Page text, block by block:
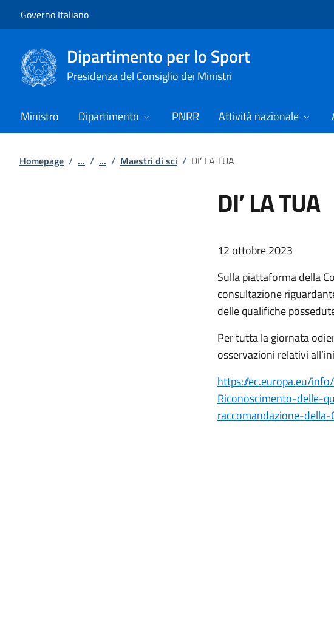
Governo Italiano
Dipartimento per lo Sport
Presidenza del Consiglio dei Ministri
Ministro Dipartimento PNRR Attività nazionale
Homepage / ... / ... / Maestri di sci / DI’ LA TUA
DI’ LA TUA
12 ottobre 2023
Sulla piattaforma della
consultazione
delle qualifiche
Per tutta la giornata
osservazioni relativi
https://ec.europa.eu/
Riconoscimento-delle-
raccomandazione-